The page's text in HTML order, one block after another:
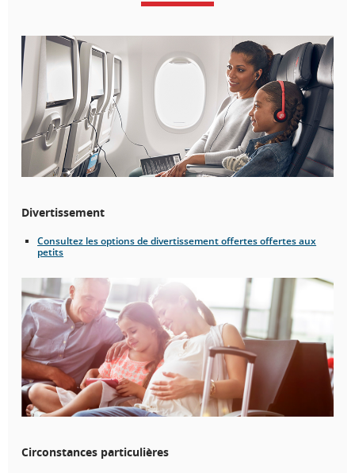
Divertissement
Consultez les options de divertissement offertes offertes aux
petits
Circonstances particulières